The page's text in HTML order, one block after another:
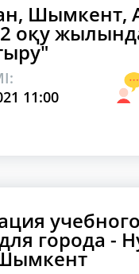
Шымкент,
оқу
11:00
города -